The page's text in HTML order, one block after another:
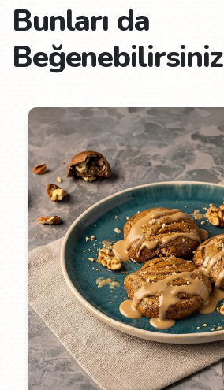
Bunları da
Beğenebilirsiniz